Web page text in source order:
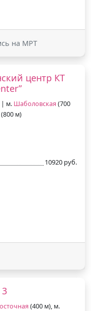
на МРТ
центр КТ
| м. Шаболовская (700
(800 м)
10920 руб.
(400 м), м.